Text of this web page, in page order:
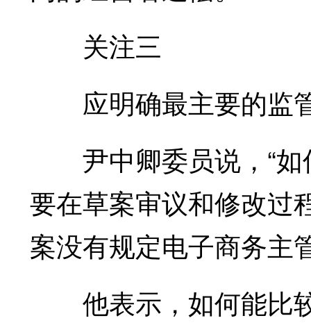
关注三
应明确最主要的监
尹中卿委员说，“如
要在草案审议和修改过
案没有规定电子商务主
他表示，如何能比